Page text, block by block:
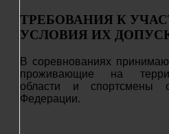
ТРЕБОВАНИЯ К
УСЛОВИЯ ИХ
В соревнованиях
проживающие на
области и спортсмены
Федерации.